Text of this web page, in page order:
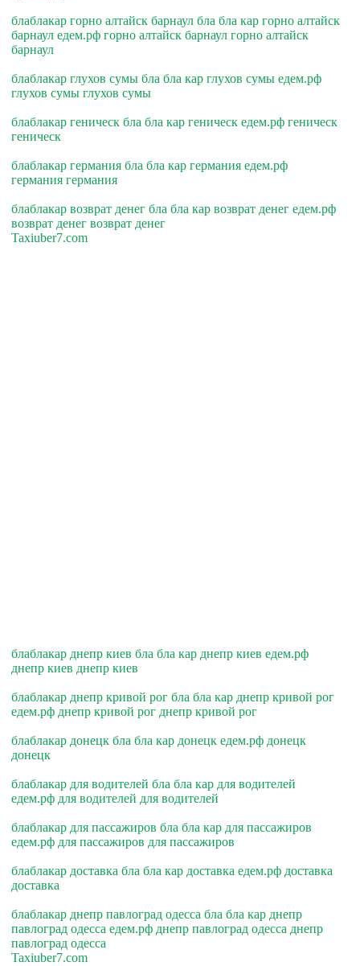
блаблакар горно алтайск барнаул бла бла кар горно алтайск
барнаул едем.рф горно алтайск барнаул горно алтайск
барнаул
блаблакар глухов сумы бла бла кар глухов сумы едем.рф
глухов сумы глухов сумы
блаблакар геническ бла бла кар геническ едем.рф геническ
геническ
блаблакар германия бла бла кар германия едем.рф
германия германия
блаблакар возврат денег бла бла кар возврат денег едем.рф
возврат денег возврат денег
Taxiuber7.com
блаблакар днепр киев бла бла кар днепр киев едем.рф
днепр киев днепр киев
блаблакар днепр кривой рог бла бла кар днепр кривой рог
едем.рф днепр кривой рог днепр кривой рог
блаблакар донецк бла бла кар донецк едем.рф донецк
донецк
блаблакар для водителей бла бла кар для водителей
едем.рф для водителей для водителей
блаблакар для пассажиров бла бла кар для пассажиров
едем.рф для пассажиров для пассажиров
блаблакар доставка бла бла кар доставка едем.рф доставка
доставка
блаблакар днепр павлоград одесса бла бла кар днепр
павлоград одесса едем.рф днепр павлоград одесса днепр
павлоград одесса
Taxiuber7.com